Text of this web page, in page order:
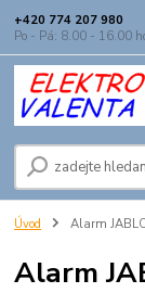
+420 774 207 980
Po - Pá: 8.00 - 16.00
Úvod Alarm
Alarm